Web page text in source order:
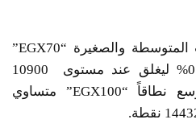
فيما ارتفع مؤشر الشركات المتوسطة والصغيرة “EGX70”
متساوي الأوزان بنسبة 0.65% ليغلق عند مستوى 10900
نقطة، وصعد المؤشر الأوسع نطاقاً “EGX100” متساوي